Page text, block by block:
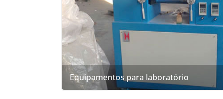
Equipamentos para laboratório